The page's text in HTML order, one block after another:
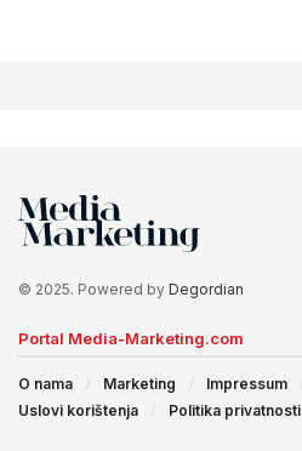
© 2025. Powered by Degordian
Portal Media-Marketing.com
O nama Marketing Impressum
Uslovi korištenja
Politika privatnosti